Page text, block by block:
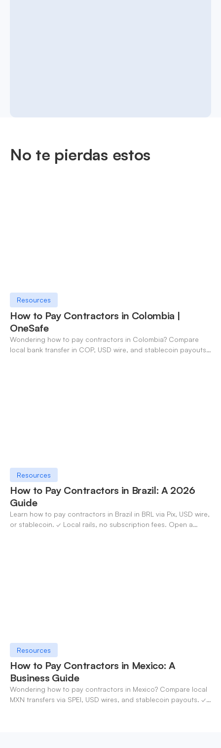
No te pierdas estos
Resources
How to Pay Contractors in Colombia |
OneSafe
Wondering how to pay contractors in Colombia? Compare
local bank transfer in COP, USD wire, and stablecoin payouts.
Resources
How to Pay Contractors in Brazil: A 2026
Guide
Learn how to pay contractors in Brazil in BRL via Pix, USD wire,
or stablecoin. ✓ Local rails, no subscription fees. Open a
Resources
How to Pay Contractors in Mexico: A
Business Guide
Wondering how to pay contractors in Mexico? Compare local
MXN transfers via SPEI, USD wires, and stablecoin payouts. ✓